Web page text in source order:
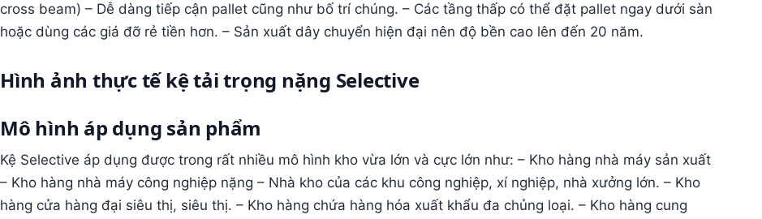
cross beam) – Dễ dàng tiếp cận pallet cũng như bố trí chúng. – Các tầng thấp có thể đặt pallet ngay dưới sàn
hoặc dùng các giá đỡ rẻ tiền hơn. – Sản xuất dây chuyển hiện đại nên độ bền cao lên đến 20 năm.
Hình ảnh thực tế kệ tải trọng nặng Selective
Mô hình áp dụng sản phẩm
Kệ Selective áp dụng được trong rất nhiều mô hình kho vừa lớn và cực lớn như: – Kho hàng nhà máy sản xuất
– Kho hàng nhà máy công nghiệp nặng – Nhà kho của các khu công nghiệp, xí nghiệp, nhà xưởng lớn. – Kho
hàng cửa hàng đại siêu thị, siêu thị. – Kho hàng chứa hàng hóa xuất khẩu đa chủng loại. – Kho hàng cung